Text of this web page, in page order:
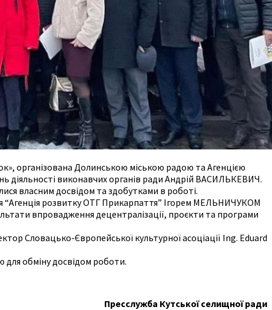
організована Долинською міською радою та Агенцією
діяльності виконавчих органів ради Андрій ВАСИЛЬКЕВИЧ.
власним досвідом та здобутками в роботі.
“Агенція розвитку ОТГ Прикарпаття” Ігорем МЕЛЬНИЧУКОМ
впровадження децентралізації, проєкти та програми
Словацько-Європейської культурної асоціації Ing. Eduard
обміну досвідом роботи.
Пресслужба Кутської селищної ради